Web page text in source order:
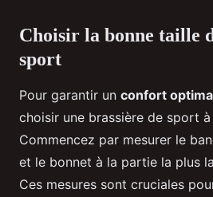
Choisir la bonne taille
sport
Pour garantir un confort
choisir une brassière de sport à
Commencez par mesurer le
et le bonnet à la partie la plus
Ces mesures sont cruciales